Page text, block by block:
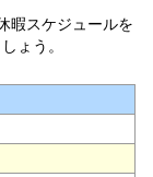
暇スケジュールを
ょう。